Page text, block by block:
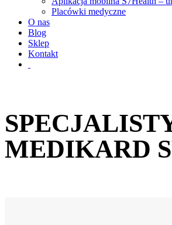
Placówki medyczne
O nas
Blog
Sklep
Kontakt
MEDIKARD